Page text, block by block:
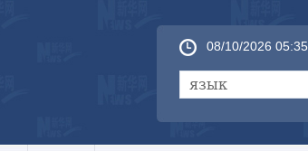
08/10/2026 05:35
язык